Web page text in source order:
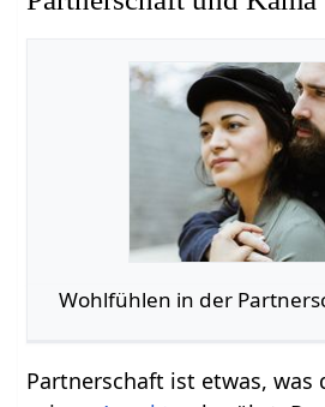
Wohlfühlen in der
Partnerschaft ist etwas, was